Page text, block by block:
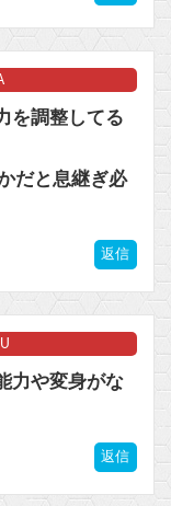
を調整してる
だと息継ぎ必
返信
力や変身がな
返信